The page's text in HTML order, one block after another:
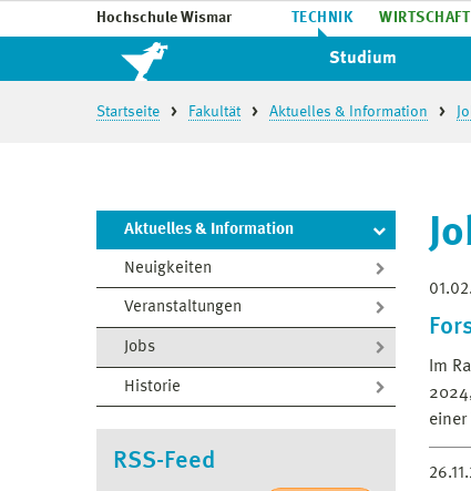
Hochschule Wismar TECHNIK WIRTSCHAFT
Studium
Startseite Fakultät Aktuelles & Information
Aktuelles & Information
Neuigkeiten
Veranstaltungen
Jobs
Historie
RSS-Feed
Im